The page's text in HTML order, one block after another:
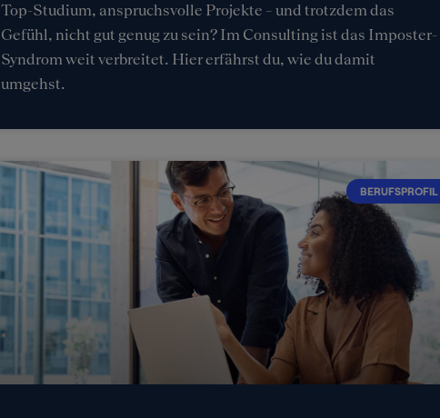
Top-Studium, anspruchsvolle Projekte – und trotzdem das
Gefühl, nicht gut genug zu sein? Im Consulting ist das Imposter-
Syndrom weit verbreitet. Hier erfährst du, wie du damit
umgehst.
BERUFSPROFIL